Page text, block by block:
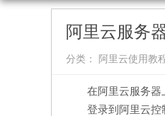
阿里云服务
分类： 阿里云使用教
在阿里云服务器
登录到阿里云控